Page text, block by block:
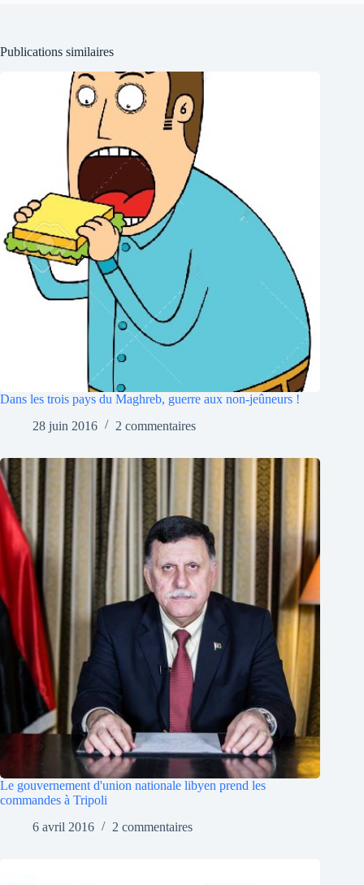
Publications similaires
Dans les trois pays du Maghreb, guerre aux non-jeûneurs !
28 juin 2016
2 commentaires
Le gouvernement d'union nationale libyen prend les
commandes à Tripoli
6 avril 2016
2 commentaires